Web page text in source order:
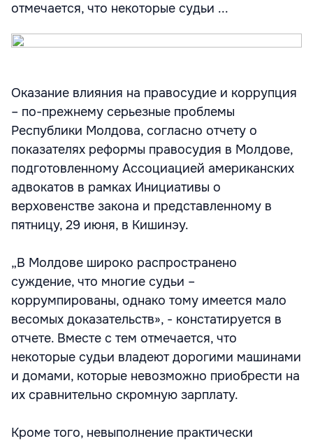
отмечается, что некоторые судьи ...
Оказание влияния на правосудие и коррупция
– по-прежнему серьезные проблемы
Республики Молдова, согласно отчету о
показателях реформы правосудия в Молдове,
подготовленному Ассоциацией американских
адвокатов в рамках Инициативы о
верховенстве закона и представленному в
пятницу, 29 июня, в Кишинэу.
„В Молдове широко распространено
суждение, что многие судьи –
коррумпированы, однако тому имеется мало
весомых доказательств», - констатируется в
отчете. Вместе с тем отмечается, что
некоторые судьи владеют дорогими машинами
и домами, которые невозможно приобрести на
их сравнительно скромную зарплату.
Кроме того, невыполнение практически